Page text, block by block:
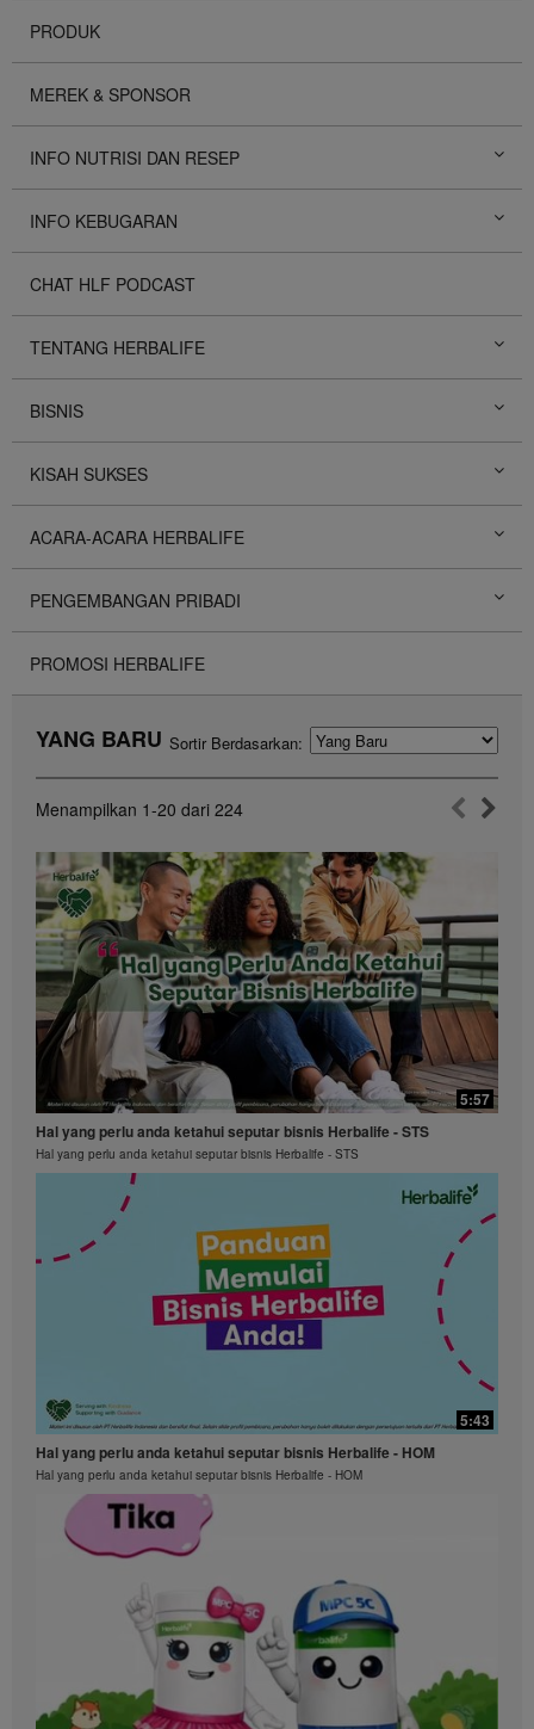
PRODUK
MEREK & SPONSOR
INFO NUTRISI DAN RESEP
INFO KEBUGARAN
CHAT HLF PODCAST
TENTANG HERBALIFE
BISNIS
KISAH SUKSES
ACARA-ACARA HERBALIFE
PENGEMBANGAN PRIBADI
PROMOSI HERBALIFE
YANG BARU Sortir Berdasarkan:
Menampilkan 1-20 dari 224
5:57
Hal yang perlu anda ketahui seputar bisnis Herbalife - STS
Hal yang perlu anda ketahui seputar bisnis Herbalife - STS
5:43
Hal yang perlu anda ketahui seputar bisnis Herbalife - HOM
Hal yang perlu anda ketahui seputar bisnis Herbalife - HOM